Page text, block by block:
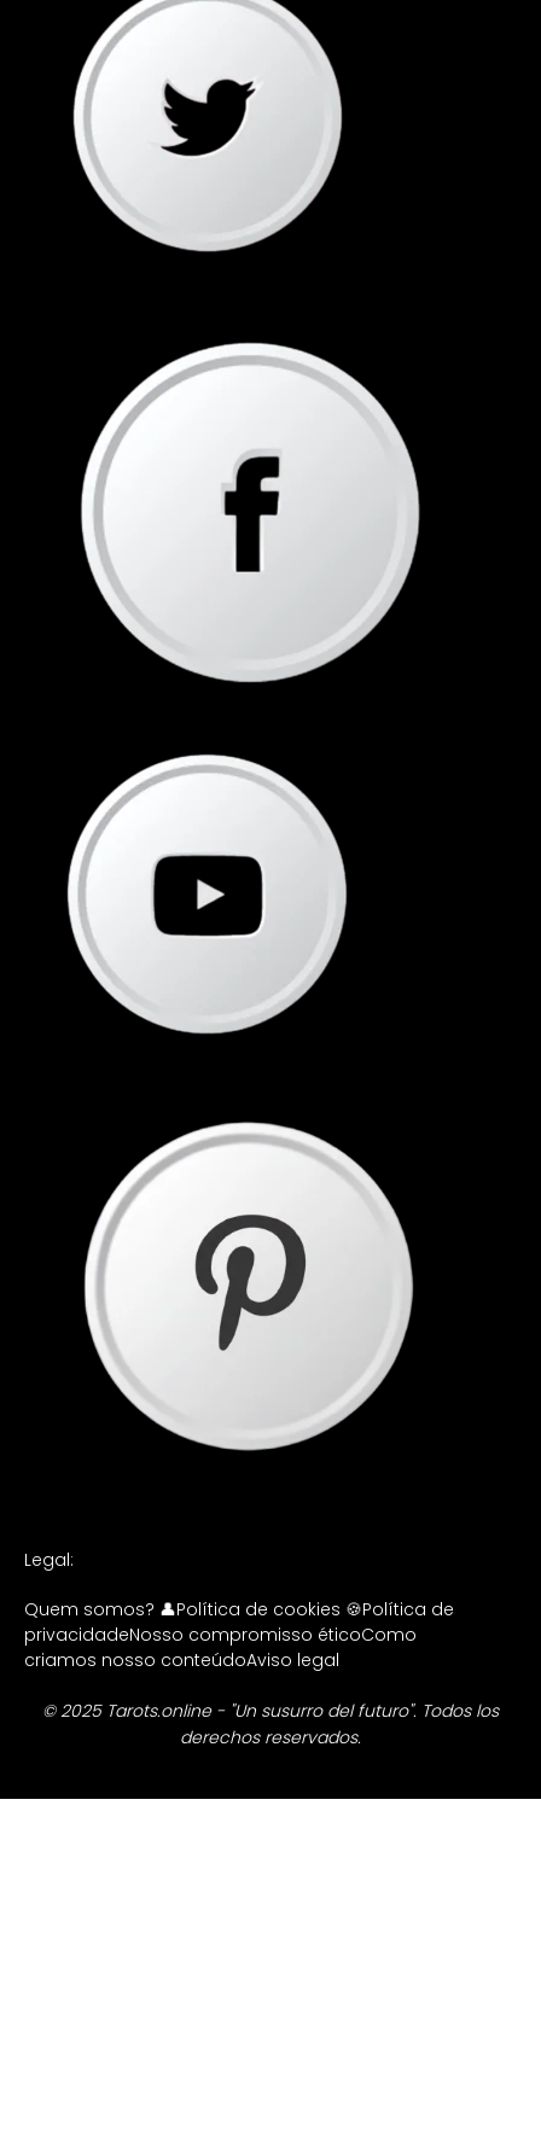
Legal:
Quem somos? 👤Política de cookies 🍪Política de
privacidadeNosso compromisso éticoComo
criamos nosso conteúdoAviso legal
© 2025 Tarots.online - "Un susurro del futuro". Todos los
derechos reservados.